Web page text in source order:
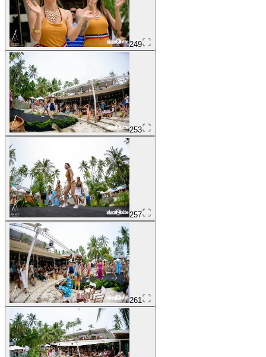
249
253
257
261